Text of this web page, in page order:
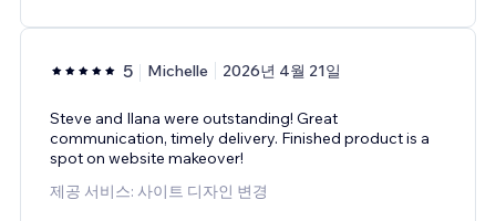
5 Michelle 2026년 4월 21일
Steve and Ilana were outstanding! Great
communication, timely delivery. Finished product is a
spot on website makeover!
제공 서비스: 사이트 디자인 변경